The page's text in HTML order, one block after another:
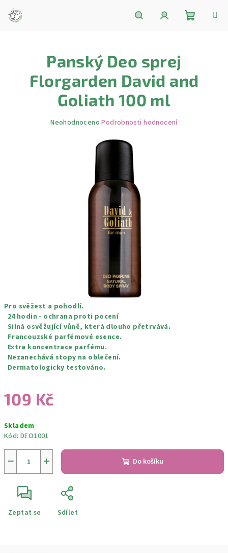
obsah
Pro svěžest a pohodlí.
24 hodin - ochrana proti pocení
Silná osvěžující vůně, která dlouho přetrvává.
Francouzské parfémové esence.
Extra koncentrace parfému.
Nezanechává stopy na oblečení.
Dermatologicky testováno.
109 Kč
cena:
Skladem
Kód: DEO1001
+
− Do košíku
Zeptat se Sdílet
Panský Deo sprej
Florgarden David and
Goliath 100 ml
Průměrné
Neohodnoceno Podrobnosti hodnocení